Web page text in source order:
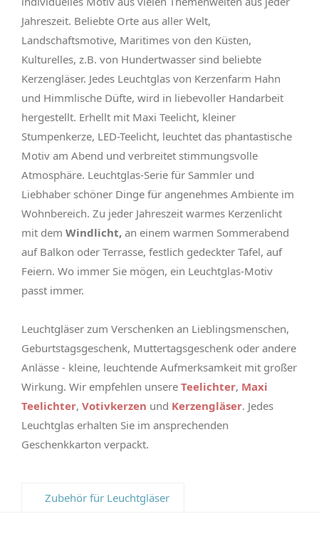
Jahreszeit. Beliebte Orte aus aller Welt,
Landschaftsmotive, Maritimes von den Küsten,
Kulturelles, z.B. von Hundertwasser sind beliebte
Kerzengläser. Jedes Leuchtglas von Kerzenfarm Hahn
und Himmlische Düfte, wird in liebevoller Handarbeit
hergestellt. Erhellt mit Maxi Teelicht, kleiner
Stumpenkerze, LED-Teelicht, leuchtet das phantastische
Motiv am Abend und verbreitet stimmungsvolle
Atmosphäre. Leuchtglas-Serie für Sammler und
Liebhaber schöner Dinge für angenehmes Ambiente im
Wohnbereich. Zu jeder Jahreszeit warmes Kerzenlicht
mit dem Windlicht, an einem warmen Sommerabend
auf Balkon oder Terrasse, festlich gedeckter Tafel, auf
Feiern. Wo immer Sie mögen, ein Leuchtglas-Motiv
passt immer.
Leuchtgläser zum Verschenken an Lieblingsmenschen,
Geburtstagsgeschenk, Muttertagsgeschenk oder andere
Anlässe - kleine, leuchtende Aufmerksamkeit mit großer
Wirkung. Wir empfehlen unsere Teelichter, Maxi
Teelichter, Votivkerzen und Kerzengläser. Jedes
Leuchtglas erhalten Sie im ansprechenden
Geschenkkarton verpackt.
Zubehör für Leuchtgläser